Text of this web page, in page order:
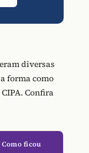
diversas
forma como
Confira
Como ficou